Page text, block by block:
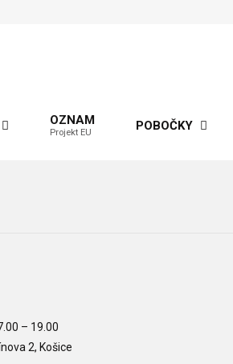
OZNAM
Projekt EU POBOČKY
– 19.00
2, Košice